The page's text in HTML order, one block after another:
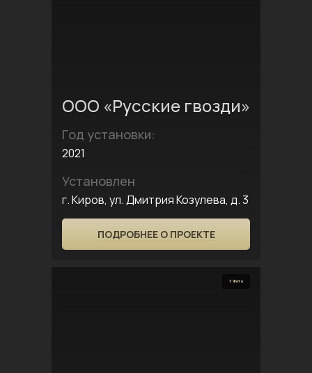
ООО «Русские гвозди»
Год установки:
2021
Установлен
г. Киров, ул. Дмитрия Козулева, д. 3
ПОДРОБНЕЕ О ПРОЕКТЕ
7 Фото